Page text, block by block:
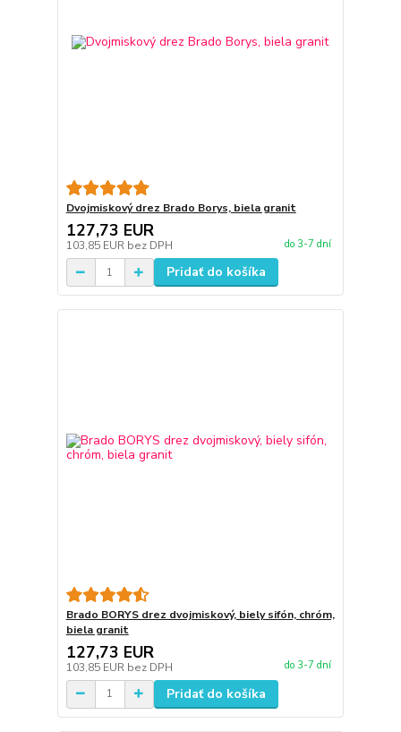
Dvojmiskový drez Brado Borys, biela granit
127,73 EUR
103,85 EUR bez DPH do 3-7 dní
Pridať do košíka
Brado BORYS drez dvojmiskový, biely sifón, chróm,
biela granit
127,73 EUR
103,85 EUR bez DPH do 3-7 dní
Pridať do košíka